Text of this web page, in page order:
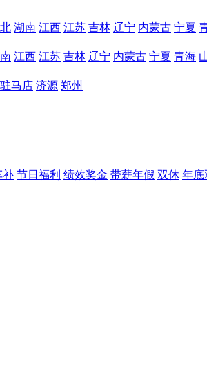
湖南 江西 江苏 吉林 辽宁 内蒙古 宁夏
江西 江苏 吉林 辽宁 内蒙古 宁夏 青海
驻马店 济源 郑州
补 节日福利 绩效奖金 带薪年假 双休 年底